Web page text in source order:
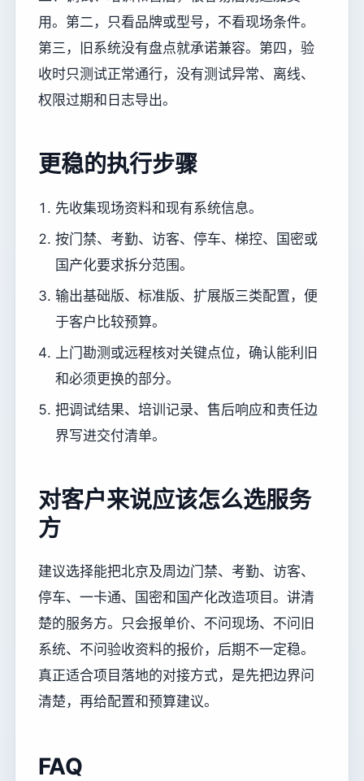
用。第二，只看品牌或型号，不看现场条件。
第三，旧系统没有盘点就承诺兼容。第四，验
收时只测试正常通行，没有测试异常、离线、
权限过期和日志导出。
更稳的执行步骤
先收集现场资料和现有系统信息。
按门禁、考勤、访客、停车、梯控、国密或
国产化要求拆分范围。
输出基础版、标准版、扩展版三类配置，便
于客户比较预算。
上门勘测或远程核对关键点位，确认能利旧
和必须更换的部分。
把调试结果、培训记录、售后响应和责任边
界写进交付清单。
对客户来说应该怎么选服务
方
建议选择能把北京及周边门禁、考勤、访客、
停车、一卡通、国密和国产化改造项目。讲清
楚的服务方。只会报单价、不问现场、不问旧
系统、不问验收资料的报价，后期不一定稳。
真正适合项目落地的对接方式，是先把边界问
清楚，再给配置和预算建议。
FAQ